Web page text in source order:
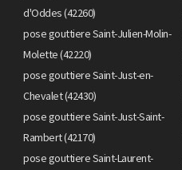
d'Oddes (42260)
pose gouttiere Saint-Julien-Molin-
Molette (42220)
pose gouttiere Saint-Just-en-
Chevalet (42430)
pose gouttiere Saint-Just-Saint-
Rambert (42170)
pose gouttiere Saint-Laurent-